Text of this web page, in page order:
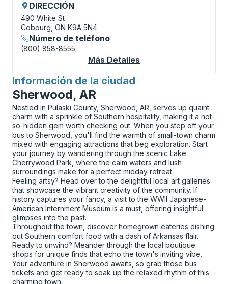
DIRECCIÓN
490 White St
Cobourg, ON K9A 5N4
Número de teléfono
(800) 858-8555
Más Detalles
Información de la ciudad
para
Sherwood, AR
Nestled in Pulaski County, Sherwood, AR, serves up quaint
charm with a sprinkle of Southern hospitality, making it a not-
so-hidden gem worth checking out. When you step off your
bus to Sherwood, you'll find the warmth of small-town charm
mixed with engaging attractions that beg exploration. Start
your journey by wandering through the scenic Lake
Cherrywood Park, where the calm waters and lush
surroundings make for a perfect midday retreat.
Feeling artsy? Head over to the delightful local art galleries
that showcase the vibrant creativity of the community. If
history captures your fancy, a visit to the WWII Japanese-
American Internment Museum is a must, offering insightful
glimpses into the past.
Throughout the town, discover homegrown eateries dishing
out Southern comfort food with a dash of Arkansas flair.
Ready to unwind? Meander through the local boutique
shops for unique finds that echo the town's inviting vibe.
Your adventure in Sherwood awaits, so grab those bus
tickets and get ready to soak up the relaxed rhythm of this
charming town.